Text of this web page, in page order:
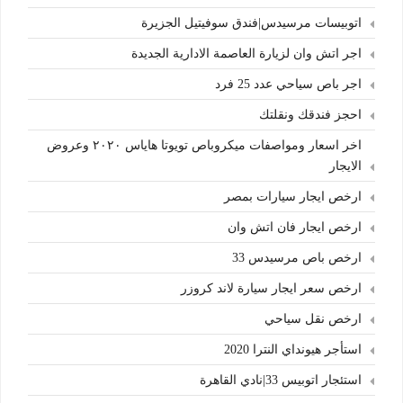
اتوبيسات مرسيدس|فندق سوفيتيل الجزيرة
اجر اتش وان لزيارة العاصمة الادارية الجديدة
اجر باص سياحي عدد 25 فرد
احجز فندقك ونقلتك
اخر اسعار ومواصفات ميكروباص تويوتا هاياس ٢٠٢٠ وعروض
الايجار
ارخص ايجار سيارات بمصر
ارخص ايجار فان اتش وان
ارخص باص مرسيدس 33
ارخص سعر ايجار سيارة لاند كروزر
ارخص نقل سياحي
استأجر هيونداي النترا 2020
استئجار اتوبيس 33|نادي القاهرة